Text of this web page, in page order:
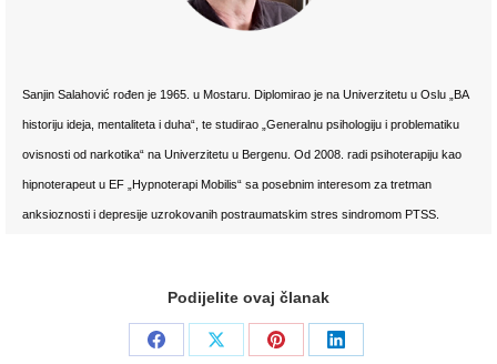
Sanjin Salahović rođen je 1965. u Mostaru. Diplomirao je na Univerzitetu u Oslu „BA
historiju ideja, mentaliteta i duha“, te studirao „Generalnu psihologiju i problematiku
ovisnosti od narkotika“ na Univerzitetu u Bergenu. Od 2008. radi psihoterapiju kao
hipnoterapeut u EF „Hypnoterapi Mobilis“ sa posebnim interesom za tretman
anksioznosti i depresije uzrokovanih postraumatskim stres sindromom PTSS.
Podijelite ovaj članak
Share
Share
Share
Share